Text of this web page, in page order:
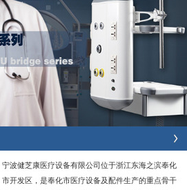
宁波健芝康医疗设备有限公司位于浙江东海之滨奉化
市开发区，是奉化市医疗设备及配件生产的重点骨干